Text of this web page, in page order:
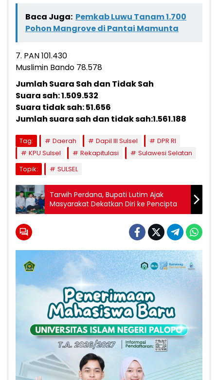
Baca Juga: Pemkab Luwu Tanam 1.700
Pohon Mangrove di Pantai Mamunta
7. PAN 101.430
Muslimin Bando 78.578
Jumlah Suara Sah dan Tidak Sah
Suara sah: 1.509.532
Suara tidak sah: 51.656
Jumlah suara sah dan tidak sah:1.561.188
Tag: Daerah Dapil III Sulsel
DPR RI
KPU Sulsel
Rekapitulasi
Sulawesi Selatan
Topik:
SULSEL
Tarwih Perdana, Bupati Lutim Ajak
Masyarakat Dekatkan Diri ke Pencipta